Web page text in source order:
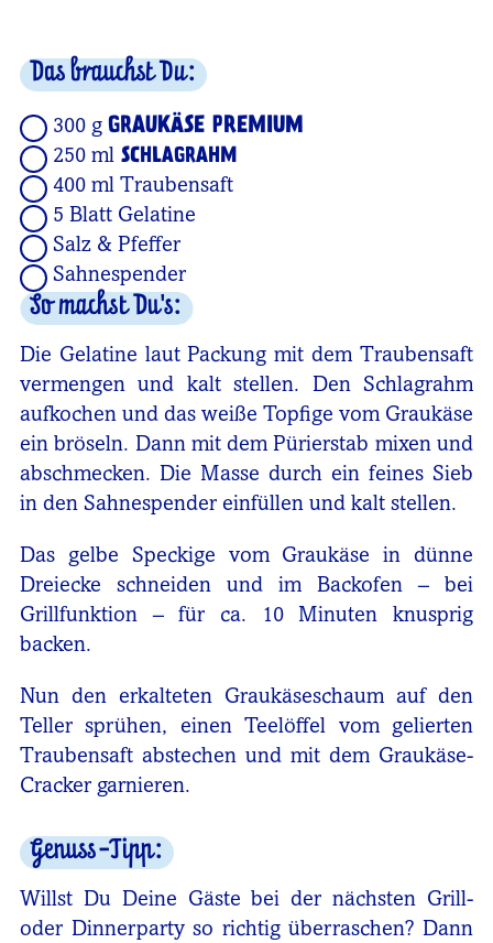
Das brauchst Du:
300 g GRAUKÄSE PREMIUM
250 ml SCHLAGRAHM
400 ml Traubensaft
5 Blatt Gelatine
Salz & Pfeffer
Sahnespender
So machst Du's:
Die Gelatine laut Packung mit dem Traubensaft
vermengen und kalt stellen. Den Schlagrahm
aufkochen und das weiße Topfige vom Graukäse
ein bröseln. Dann mit dem Pürierstab mixen und
abschmecken. Die Masse durch ein feines Sieb
in den Sahnespender einfüllen und kalt stellen.
Das gelbe Speckige vom Graukäse in dünne
Dreiecke schneiden und im Backofen – bei
Grillfunktion – für ca. 10 Minuten knusprig
backen.
Nun den erkalteten Graukäseschaum auf den
Teller sprühen, einen Teelöffel vom gelierten
Traubensaft abstechen und mit dem Graukäse-
Cracker garnieren.
Genuss-Tipp:
Willst Du Deine Gäste bei der nächsten Grill-
oder Dinnerparty so richtig überraschen? Dann